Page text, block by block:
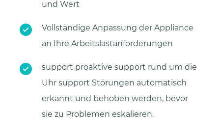
und Wert
Vollständige Anpassung der Appliance
an Ihre Arbeitslastanforderungen
support proaktive support rund um die
Uhr support Störungen automatisch
erkannt und behoben werden, bevor
sie zu Problemen eskalieren.